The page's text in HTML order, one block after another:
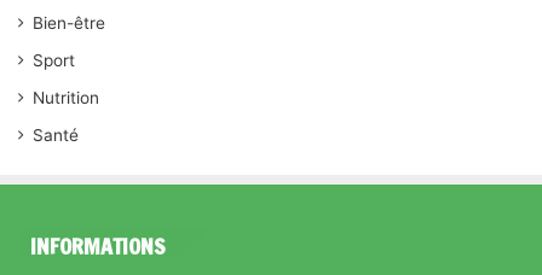
Bien-être
Sport
Nutrition
Santé
INFORMATIONS